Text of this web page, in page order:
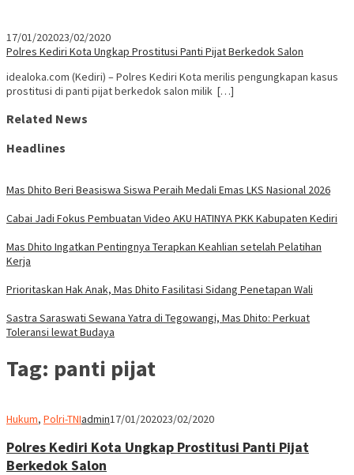
17/01/202023/02/2020
Polres Kediri Kota Ungkap Prostitusi Panti Pijat Berkedok Salon
idealoka.com (Kediri) – Polres Kediri Kota merilis pengungkapan kasus
prostitusi di panti pijat berkedok salon milik […]
Related News
Headlines
Mas Dhito Beri Beasiswa Siswa Peraih Medali Emas LKS Nasional 2026
Cabai Jadi Fokus Pembuatan Video AKU HATINYA PKK Kabupaten Kediri
Mas Dhito Ingatkan Pentingnya Terapkan Keahlian setelah Pelatihan
Kerja
Prioritaskan Hak Anak, Mas Dhito Fasilitasi Sidang Penetapan Wali
Sastra Saraswati Sewana Yatra di Tegowangi, Mas Dhito: Perkuat
Toleransi lewat Budaya
Tag: panti pijat
Hukum, Polri-TNIadmin17/01/202023/02/2020
Polres Kediri Kota Ungkap Prostitusi Panti Pijat
Berkedok Salon